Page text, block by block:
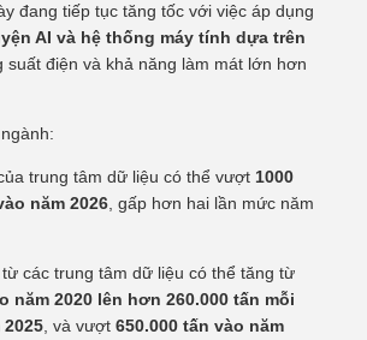
đang tiếp tục tăng tốc với việc áp dụng
AI và hệ thống máy tính dựa trên
suất điện và khả năng làm mát lớn hơn
trung tâm dữ liệu có thể vượt 1000
năm 2026 , gấp hơn hai lần mức năm
các trung tâm dữ liệu có thể tăng từ
năm 2020 lên hơn 260.000 tấn mỗi
2025 , và vượt 650.000 tấn vào năm